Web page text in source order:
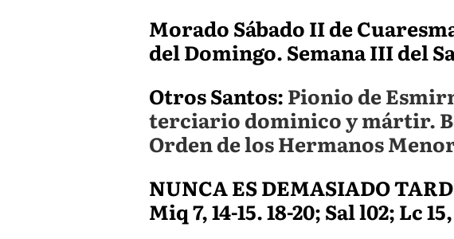
Morado Sábado II de
del Domingo. Semana III del
Otros Santos:Pionio de
terciario dominico y mártir.
Orden de los Hermanos
NUNCA ES DEMASIADO
Miq 7, 14-15. 18-20; Sal l02; Lc 15,